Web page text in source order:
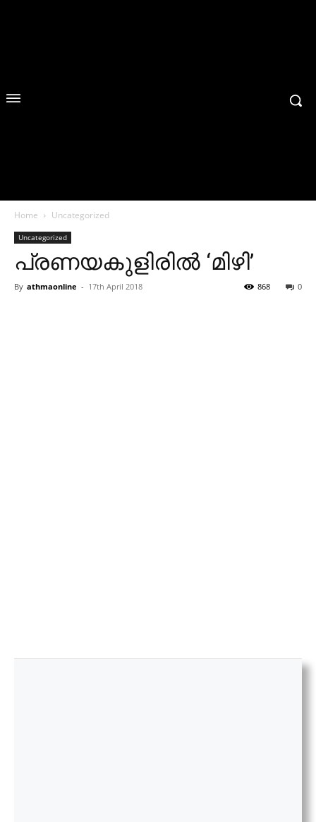
Home Uncategorized
Uncategorized
പ്രണയകുളിരില്‍ ‘മിഴി’
By athmaonline - 17th April 2018 0
868